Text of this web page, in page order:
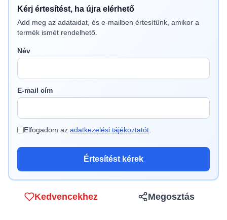
Kérj értesítést, ha újra elérhető
Add meg az adataidat, és e-mailben értesítünk, amikor a
termék ismét rendelhető.
Név
E-mail cím
Elfogadom az adatkezelési tájékoztatót
Értesítést kérek
Kedvencekhez Megosztás